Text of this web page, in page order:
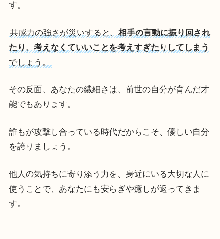
す。
共感力の強さが災いすると、 相手の言動に振り回され
たり、考えなくていいことを考えすぎたりしてしまう
でしょう。
その反面、あなたの繊細さは、前世の自分が育んだ才
能でもあります。
誰もが攻撃し合っている時代だからこそ、優しい自分
を誇りましょう。
他人の気持ちに寄り添う力を、身近にいる大切な人に
使うことで、あなたにも安らぎや癒しが返ってきま
す。